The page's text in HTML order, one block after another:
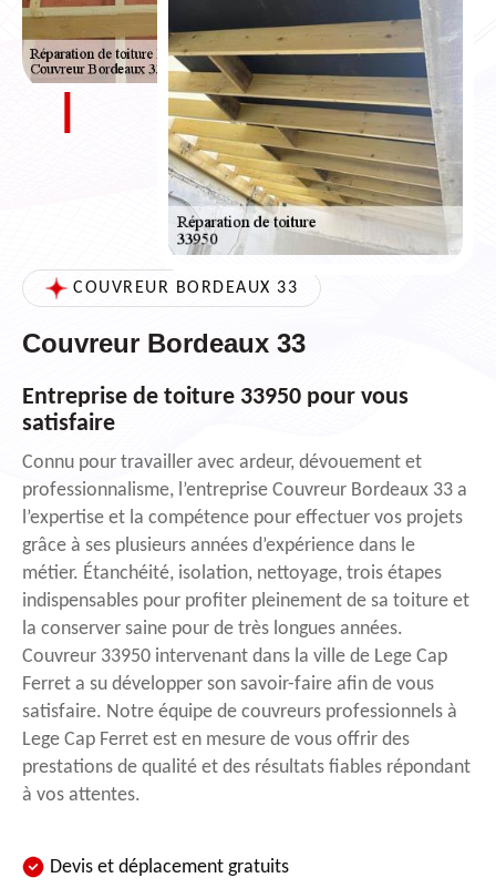
COUVREUR BORDEAUX 33
Couvreur Bordeaux 33
Entreprise de toiture 33950 pour vous
satisfaire
Connu pour travailler avec ardeur, dévouement et
professionnalisme, l’entreprise Couvreur Bordeaux 33 a
l’expertise et la compétence pour effectuer vos projets
grâce à ses plusieurs années d’expérience dans le
métier. Étanchéité, isolation, nettoyage, trois étapes
indispensables pour profiter pleinement de sa toiture et
la conserver saine pour de très longues années.
Couvreur 33950 intervenant dans la ville de Lege Cap
Ferret a su développer son savoir-faire afin de vous
satisfaire. Notre équipe de couvreurs professionnels à
Lege Cap Ferret est en mesure de vous offrir des
prestations de qualité et des résultats fiables répondant
à vos attentes.
Devis et déplacement gratuits